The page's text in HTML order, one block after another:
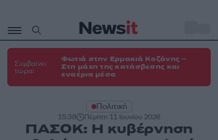
περιεχόμενο
Συμβαίνει
τώρα:
Φωτιά στην Ερμακιά Κοζάνης –
Στη μάχη της κατάσβεσης και
εναέρια μέσα
Πολιτική
15:38 Πέμπτη 11 Ιουνίου 2026
ΠΑΣΟΚ: Η κυβέρνηση